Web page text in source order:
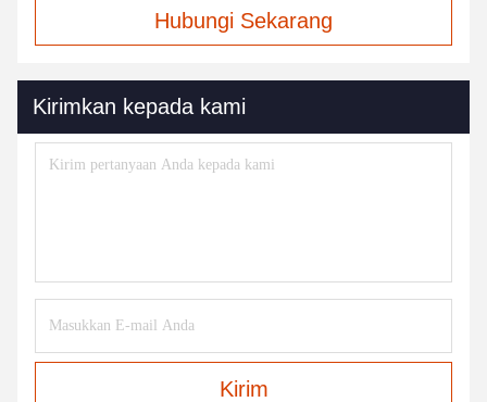
Hubungi Sekarang
Kirimkan kepada kami
Kirim